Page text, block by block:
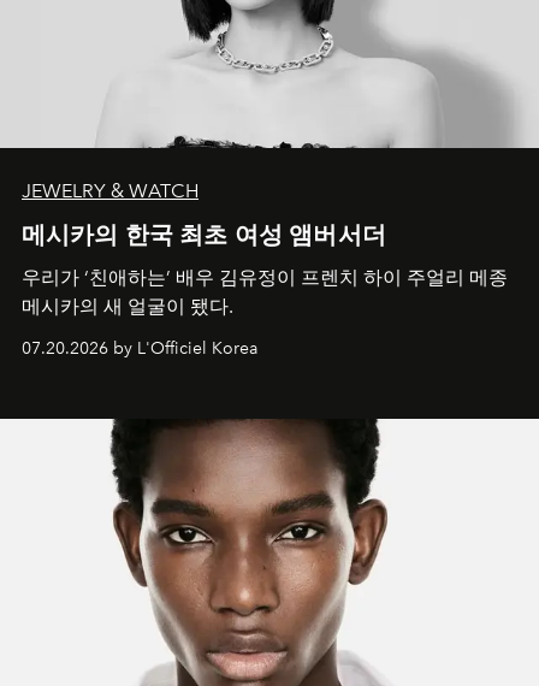
JEWELRY & WATCH
메시카의 한국 최초 여성 앰버서더
우리가 ‘친애하는’ 배우 김유정이 프렌치 하이 주얼리 메종
메시카의 새 얼굴이 됐다.
07.20.2026 by L'Officiel Korea